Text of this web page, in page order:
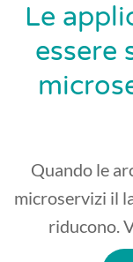
Le
essere
Quando le
microservizi il
riducono.